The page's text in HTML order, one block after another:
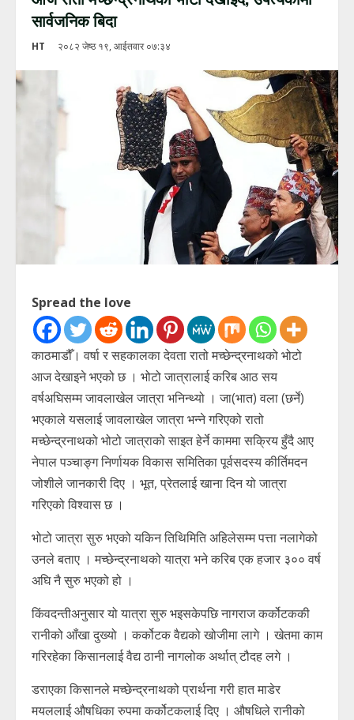
सार्वजनिक बिदा
HT २०८२ जेष्ठ १९, आईतवार ०७:३४
Spread the love
काठमाडौँ। वर्षा र सहकालका देवता रातो मच्छेन्द्रनाथको भोटो
आज देखाइने भएको छ । भोटो जात्रालाई करिब आठ सय
वर्षअघिसम्म जावलाखेल जात्रा भनिन्थ्यो । जा(भात) वला (छर्ने)
भएकाले यसलाई जावलाखेल जात्रा भन्ने गरिएको रातो
मच्छेन्द्रनाथको भोटो जात्राको साइत हेर्ने काममा सक्रिय हुँदै आए
नेपाल पञ्चाङ्ग निर्णायक विकास समितिका पूर्वसदस्य कीर्तिमदन
जोशीले जानकारी दिए । भूत, प्रेतलाई खाना दिन यो जात्रा
गरिएको विश्वास छ ।
भोटो जात्रा सुरु भएको यकिन तिथिमिति अहिलेसम्म पत्ता नलागेको
उनले बताए । मच्छेन्द्रनाथको यात्रा भने करिब एक हजार ३०० वर्ष
अघि नै सुरु भएको हो ।
किंवदन्तीअनुसार यो यात्रा सुरु भइसकेपछि नागराज कर्कोटककी
रानीको आँखा दुख्यो । कर्कोटक वैद्यको खोजीमा लागे । खेतमा काम
गरिरहेका किसानलाई वैद्य ठानी नागलोक अर्थात् टौदह लगे ।
डराएका किसानले मच्छेन्द्रनाथको प्रार्थना गरी हात माडेर
मयललाई औषधिका रुपमा कर्कोटकलाई दिए । औषधिले रानीको